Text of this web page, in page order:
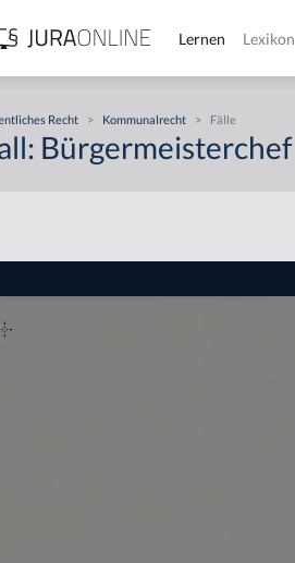
Lernen Lexikon
Recht > Kommunalrecht > Fälle
Bürgermeisterchef